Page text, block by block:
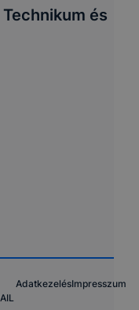
és
AdatkezelésImpresszum